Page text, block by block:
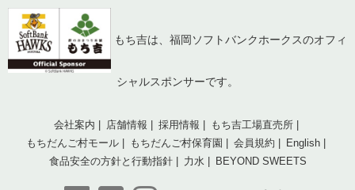
もち吉は、福岡ソフトバンクホークスのオフィ
シャルスポンサーです。
会社案内 店舗情報 採用情報
もち吉工場直売所
もちだんご村モール
もちだんご村保育園 会員規約
English
食品安全の方針と行動指針
力水 BEYOND SWEETS